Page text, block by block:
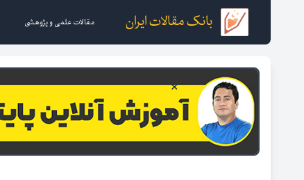
بانک مقالات ایران مقالات علمی و پژوهشی